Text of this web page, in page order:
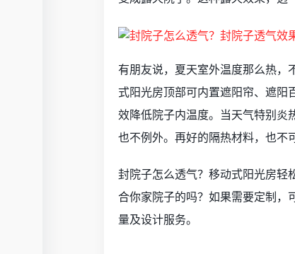
有朋友说，夏天室外温度那么热，
式阳光房顶部可内置遮阳帘、遮阳
效降低院子内温度。当天气特别炎
也不例外。再好的隔热材料，也不
封院子怎么透气？移动式阳光房轻
合你家院子的吗？如果需要定制，
量及设计服务。